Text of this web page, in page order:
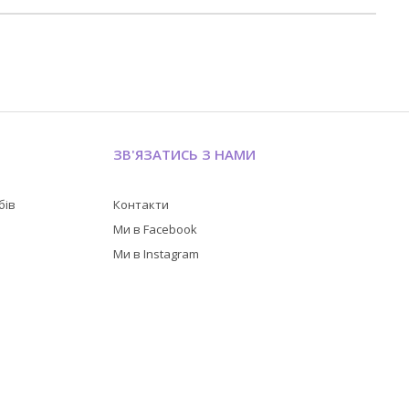
ЗВ'ЯЗАТИСЬ З НАМИ
Контакти
Ми в Facebook
Ми в Instagram